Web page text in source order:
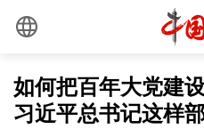
如何把百年大党建
习近平总书记这样